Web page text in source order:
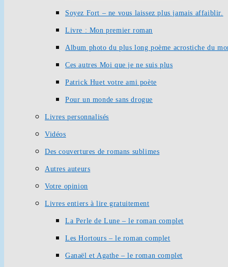
Soyez Fort – ne vous laissez plus jamais affaiblir.
Livre : Mon premier roman
Album photo du plus long poème acrostiche du
Ces autres Moi que je ne suis plus
Patrick Huet votre ami poète
Pour un monde sans drogue
Livres personnalisés
Vidéos
Des couvertures de romans sublimes
Autres auteurs
Votre opinion
Livres entiers à lire gratuitement
La Perle de Lune – le roman complet
Les Hortours – le roman complet
Ganaël et Agathe – le roman complet